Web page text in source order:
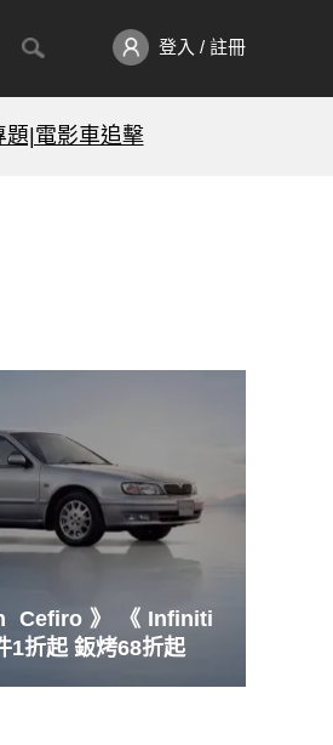
登入 / 註冊
題|電影車追擊
Cefiro》《Infiniti
G25》與M35 原廠零件1折起 鈑烤68折起